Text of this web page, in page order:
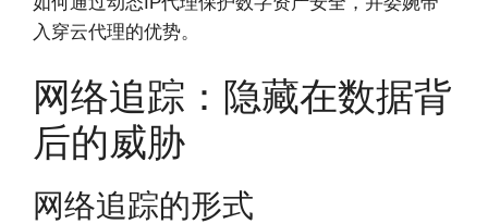
入穿云代理的优势。
网络追踪：隐藏在数据背
后的威胁
网络追踪的形式